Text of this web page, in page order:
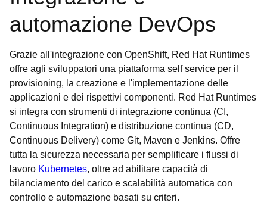
automazione DevOps
Grazie all'integrazione con OpenShift, Red Hat Runtimes
offre agli sviluppatori una piattaforma self service per il
provisioning, la creazione e l'implementazione delle
applicazioni e dei rispettivi componenti. Red Hat Runtimes
si integra con strumenti di integrazione continua (CI,
Continuous Integration) e distribuzione continua (CD,
Continuous Delivery) come Git, Maven e Jenkins. Offre
tutta la sicurezza necessaria per semplificare i flussi di
lavoro Kubernetes, oltre ad abilitare capacità di
bilanciamento del carico e scalabilità automatica con
controllo e automazione basati su criteri.